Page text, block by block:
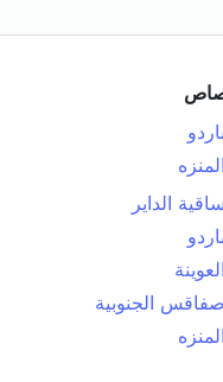
باردو
المنزه
ساقية الداير
باردو
العوينة
صفاقس الجنوبية
المنزه